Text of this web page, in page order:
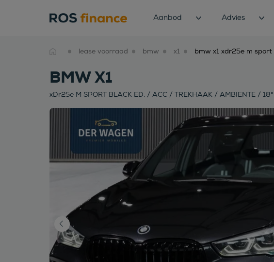
Aanbod Advies
lease voorraad bmw x1
BMW X1
xDr25e M SPORT BLACK ED. / ACC / TREKHAAK / AMBIENTE / 18"